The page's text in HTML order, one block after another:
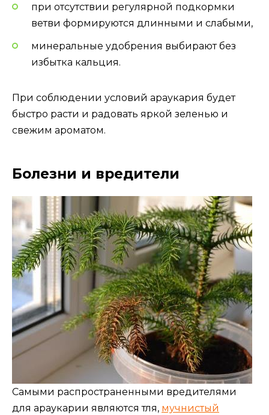
при отсутствии регулярной подкормки
ветви формируются длинными и слабыми,
минеральные удобрения выбирают без
избытка кальция.
При соблюдении условий араукария будет
быстро расти и радовать яркой зеленью и
свежим ароматом.
Болезни и вредители
Самыми распространенными вредителями
для араукарии являются тля, мучнистый